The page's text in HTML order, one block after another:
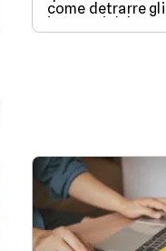
come detrarre gli
interessi del